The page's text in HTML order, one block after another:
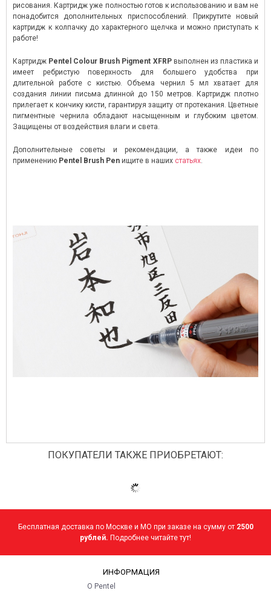
рисования. Картридж уже полностью готов к использованию и вам не
понадобится дополнительных приспособлений. Прикрутите новый
картридж к колпачку до характерного щелчка и можно приступать к
работе!
Картридж Pentel Colour Brush Pigment XFRPвыполнен из пластика и
имеет ребристую поверхность для большего удобства при
длительной работе с кистью. Объема чернил 5 мл хватает для
создания линии письма длинной до 150 метров. Картридж плотно
прилегает к кончику кисти, гарантируя защиту от протекания. Цветные
пигментные чернила обладают насыщенным и глубоким цветом.
Защищены от воздействия влаги и света.
Дополнительные советы и рекомендации, а также идеи по
применению Pentel Brush Pen ищите в наших статьях
ПОКУПАТЕЛИ ТАКЖЕ ПРИОБРЕТАЮТ:
Бесплатная доставка по Москве и МО при заказе на сумму от 2500
рублей. Подробнее читайте тут!
ИНФОРМАЦИЯ
О Pentel